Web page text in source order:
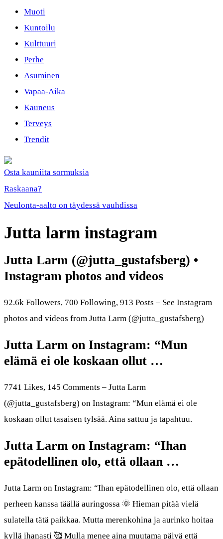
Muoti
Kuntoilu
Kulttuuri
Perhe
Asuminen
Vapaa-Aika
Kauneus
Terveys
Trendit
Osta kauniita sormuksia
Raskaana?
Neulonta-aalto on täydessä vauhdissa
Jutta larm instagram
Jutta Larm (@jutta_gustafsberg) •
Instagram photos and videos
92.6k Followers, 700 Following, 913 Posts – See Instagram
photos and videos from Jutta Larm (@jutta_gustafsberg)
Jutta Larm on Instagram: “Mun
elämä ei ole koskaan ollut …
7741 Likes, 145 Comments – Jutta Larm
(@jutta_gustafsberg) on Instagram: “Mun elämä ei ole
koskaan ollut tasaisen tylsää. Aina sattuu ja tapahtuu.
Jutta Larm on Instagram: “Ihan
epätodellinen olo, että ollaan …
Jutta Larm on Instagram: “Ihan epätodellinen olo, että ollaan
perheen kanssa täällä auringossa 🌞 Hieman pitää vielä
sulatella tätä paikkaa. Mutta merenkohina ja aurinko hoitaa
kyllä ihanasti 🥰 Mulla menee aina muutama päivä että